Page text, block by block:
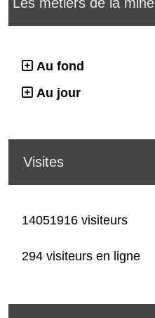
Au fond
Au jour
Visites
14051916 visiteurs
294 visiteurs en ligne